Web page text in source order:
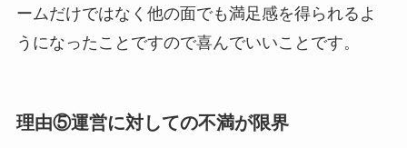
ームだけではなく他の面でも満足感を得られるよ
うになったことですので喜んでいいことです。
理由⑤運営に対しての不満が限界